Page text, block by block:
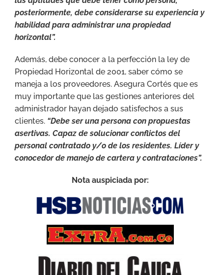
posteriormente, debe considerarse su experiencia y
habilidad para administrar una propiedad
horizontal”.
Además, debe conocer a la perfección la ley de
Propiedad Horizontal de 2001, saber cómo se
maneja a los proveedores. Asegura Cortés que es
muy importante que las gestiones anteriores del
administrador hayan dejado satisfechos a sus
clientes. “Debe ser una persona con propuestas
asertivas. Capaz de solucionar conflictos del
personal contratado y/o de los residentes. Líder y
conocedor de manejo de cartera y contrataciones”.
Nota auspiciada por: